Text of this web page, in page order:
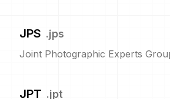
JPS .jps
Joint Photographic Experts
JPT .jpt